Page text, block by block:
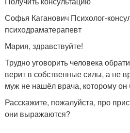
Софья Каганович Психолог-
психодраматерапевт
Мария, здравствуйте!
Трудно уговорить человека
верит в собственные силы, а не
муж не нашёл врача, которому
Расскажите, пожалуйста, про
они выражаются?